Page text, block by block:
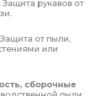
Защита рукавов от
Защита от пыли,
или
сборочные